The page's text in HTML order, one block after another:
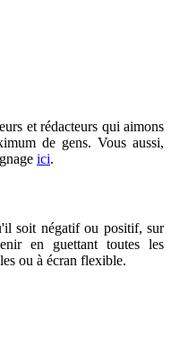
et rédacteurs qui aimons
de gens. Vous aussi,
ici.
soit négatif ou positif, sur
en guettant toutes les
ou à écran flexible.